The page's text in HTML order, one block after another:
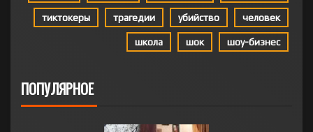
тиктокеры трагедии убийство человек
школа шок шоу-бизнес
ПОПУЛЯРНОЕ